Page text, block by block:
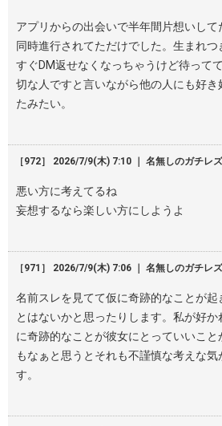
アプリからの出会いで半年間片想いし
同時進行されてただけでした。生まれ
すぐDM返せなくなっちゃうけど待って
切な人ですと言いながら他の人にも好き
たみたい。
［972］ 2026/7/9(木) 7:10 ｜ 名無しのガチレズ
悪い方に考えてるね
妄想するなら楽しい方にしようよ
［971］ 2026/7/9(木) 7:06 ｜ 名無しのガチレズ
名前スレを見てて仮に奇跡的なことが起
とはないかと思ったりします。私が好
に奇跡的なことが彼女にとっていいこ
もなぁと思うとそれも不謹慎な考えな
す。